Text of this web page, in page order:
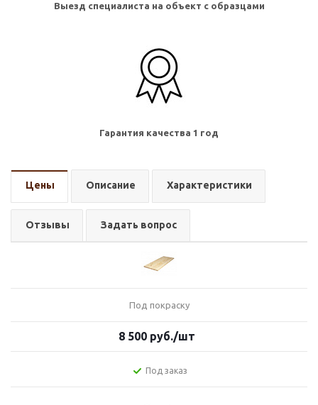
Выезд специалиста на объект с образцами
Гарантия качества 1 год
Цены Описание Характеристики
Отзывы Задать вопрос
Под покраску
8 500руб./шт
Под заказ